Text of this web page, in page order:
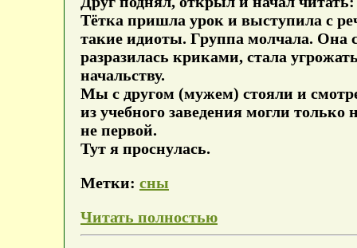
Тётка пришла урок и выступила с
такие идиоты. Группа молчала. Она
разразилась криками, стала
начальству.
Мы с другом (мужем) стояли и
из учебного заведения могли
не первой.
Тут я проснулась.
Метки: сны
Читать полностью